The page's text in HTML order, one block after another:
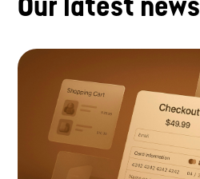
Our latest news